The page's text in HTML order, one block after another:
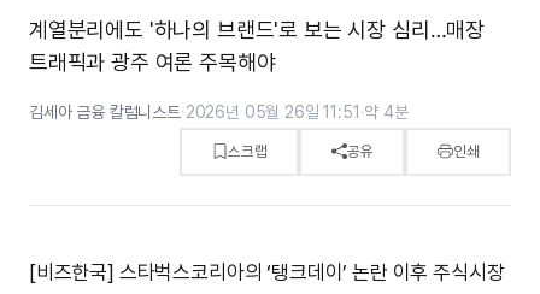
계열분리에도 '하나의 브랜드'로 보는 시장 심리…매장
트래픽과 광주 여론 주목해야
김세아 금융 칼럼니스트·2026년 05월 26일 11:51 ·약 4분
스크랩 공유 인쇄
[비즈한국] 스타벅스코리아의 ‘탱크데이’ 논란 이후 주식시장